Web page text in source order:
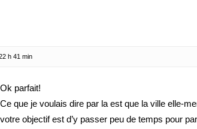
h 41 min
Ok parfait!
Ce que je voulais dire par la est que la ville elle-
votre objectif est d’y passer peu de temps pour